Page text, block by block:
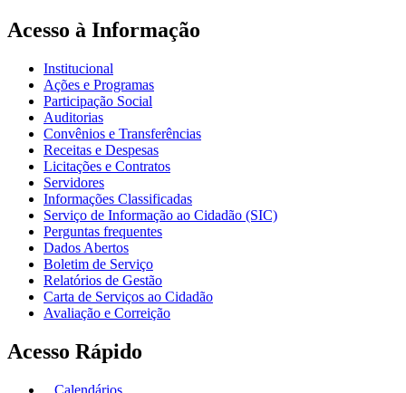
Acesso à Informação
Institucional
Ações e Programas
Participação Social
Auditorias
Convênios e Transferências
Receitas e Despesas
Licitações e Contratos
Servidores
Informações Classificadas
Serviço de Informação ao Cidadão (SIC)
Perguntas frequentes
Dados Abertos
Boletim de Serviço
Relatórios de Gestão
Carta de Serviços ao Cidadão
Avaliação e Correição
Acesso Rápido
Calendários